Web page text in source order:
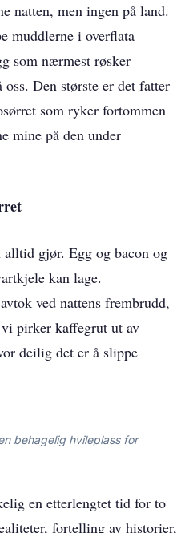
natten, men ingen på land.
muddlerne i overflata
som nærmest røsker
oss. Den største er det fatter
som ryker fortommen
mine på den under
alltid gjør. Egg og bacon og
kan lage.
ved nattens frembrudd,
pirker kaffegrut ut av
deilig det er å slippe
behagelig hvileplass for
en etterlengtet tid for to
fortelling av historier,